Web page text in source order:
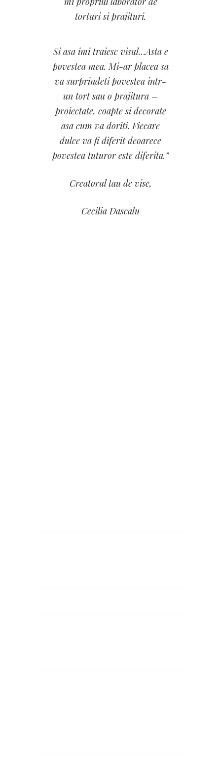
torturi si prajituri.
Si asa imi traiesc visul…Asta e
povestea mea. Mi-ar placea sa
va surprindeti povestea intr-
un tort sau o prajitura –
proiectate, coapte si decorate
asa cum va doriti. Fiecare
dulce va fi diferit deoarece
povestea tuturor este diferita.”
Creatorul tau de vise,
Cecilia Dascalu